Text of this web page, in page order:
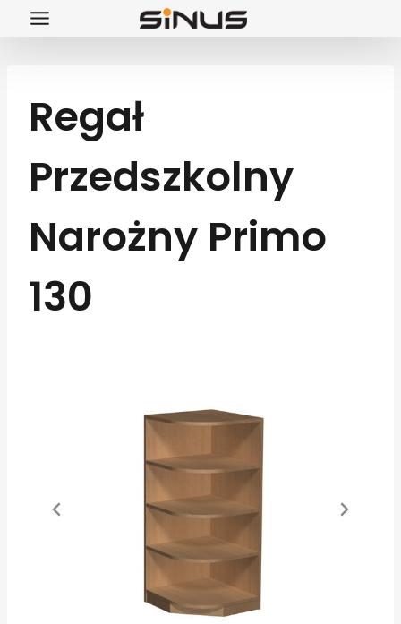
Przejdź
Regał
Przedszkolny
Narożny Primo
130